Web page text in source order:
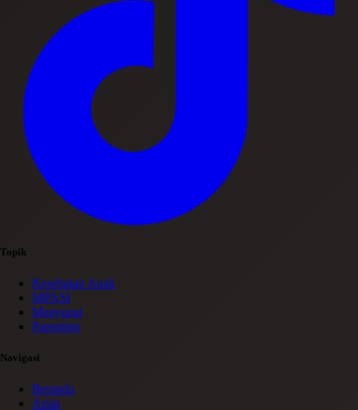
Topik
Kesehatan Anak
MPASI
Menyusui
Parenting
Navigasi
Beranda
Arsip